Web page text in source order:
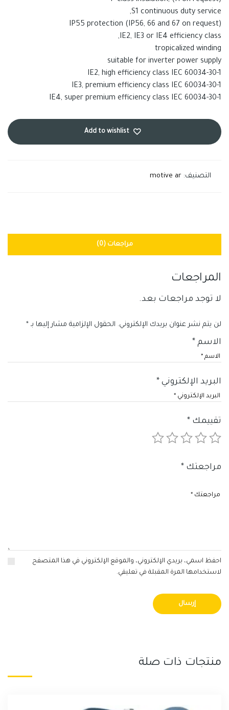
S1 continuous duty service,
IP55 protection (IP56, 66 and 67 on request)
IE2, IE3 or IE4 efficiency class,
tropicalized winding
suitable for inverter power supply
IE2, high efficiency class IEC 60034-30-1
IE3, premium efficiency class IEC 60034-30-1
IE4, super premium efficiency class IEC 60034-30-1
Add to wishlist
التصنيف: motive ar
مراجعات (0)
المراجعات
لا توجد مراجعات بعد.
لن يتم نشر عنوان بريدك الإلكتروني. الحقول الإلزامية مشار إليها بـ *
الاسم *
البريد الإلكتروني *
احفظ اسمي، بريدي الإلكتروني، والموقع الإلكتروني في هذا المتصفح
لاستخدامها المرة المقبلة في تعليقي.
تقييمك *
مراجعتك *
منتجات ذات صلة